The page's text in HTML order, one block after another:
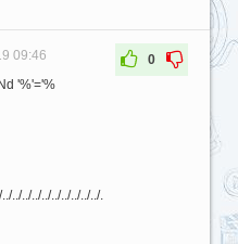
09:46
0
'%'='%
../../../../../../../../../.